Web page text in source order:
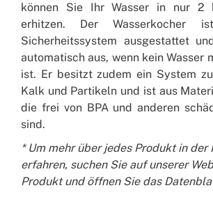
können Sie Ihr Wasser in nur 2
erhitzen. Der Wasserkocher
Sicherheitssystem ausgestattet
automatisch aus, wenn kein Wasser
ist. Er besitzt zudem ein System
Kalk und Partikeln und ist aus
die frei von BPA und anderen
sind.
* Um mehr über jedes Produkt in der
erfahren, suchen Sie auf unserer
Produkt und öffnen Sie das